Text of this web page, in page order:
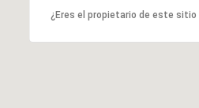
¿Eres el propietario de este sitio